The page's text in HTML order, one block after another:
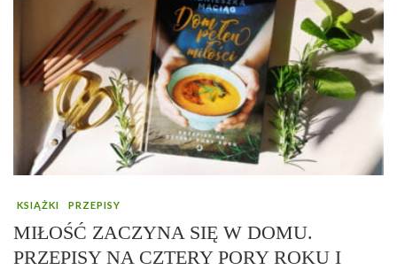
KSIĄŻKI PRZEPISY
MIŁOŚĆ ZACZYNA SIĘ W DOMU.
PRZEPISY NA CZTERY PORY ROKU I